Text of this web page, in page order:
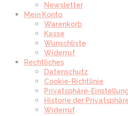
Newsletter
Mein Konto
Warenkorb
Kasse
Wunschliste
Widerruf
Rechtliches
Datenschutz
Cookie-Richtlinie
Privatsphäre-
Historie der
Widerruf